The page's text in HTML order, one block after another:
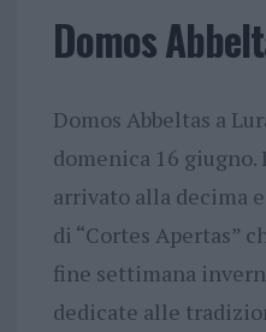
Domos
Domos Abbeltas a
domenica 16 giugno.
arrivato alla decima
di “Cortes Apertas”
fine settimana
dedicate alle